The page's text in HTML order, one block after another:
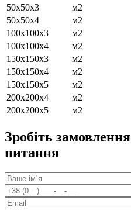
50х50х3
м2
50х50х4
м2
100х100х3
м2
100х100х4
м2
150х150х3
м2
150х150х4
м2
150х150х5
м2
200х200х4
м2
200х200х5
м2
Зробіть
питання